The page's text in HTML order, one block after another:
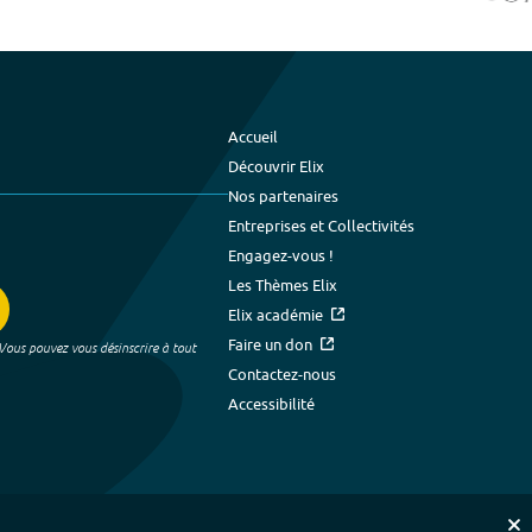
pouvez vous désinscrire à tout
Accueil
Découvrir Elix
Nos partenaires
Entreprises et Collectivités
Engagez-vous !
Les Thèmes Elix
Elix académie
Faire un don
Contactez-nous
Accessibilité